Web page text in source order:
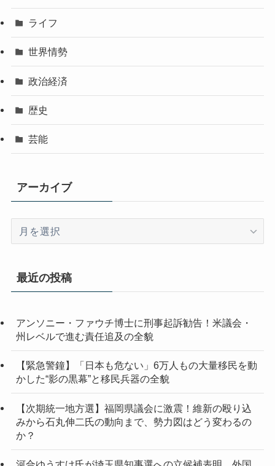
ライフ
世界情勢
政治経済
歴史
芸能
アーカイブ
イ
最近の投稿
アンソニー・ファウチ博士に刑事起訴勧告！米議会・
州レベルで進む責任追及の全貌
【緊急警鐘】「日本も危ない」6万人もの大量移民を動
かした“影の黒幕”と移民兵器の全貌
【次期統一地方選】福岡県議会に激震！維新の殴り込
みから石丸伸二氏の動向まで、勢力図はどう変わるの
か？